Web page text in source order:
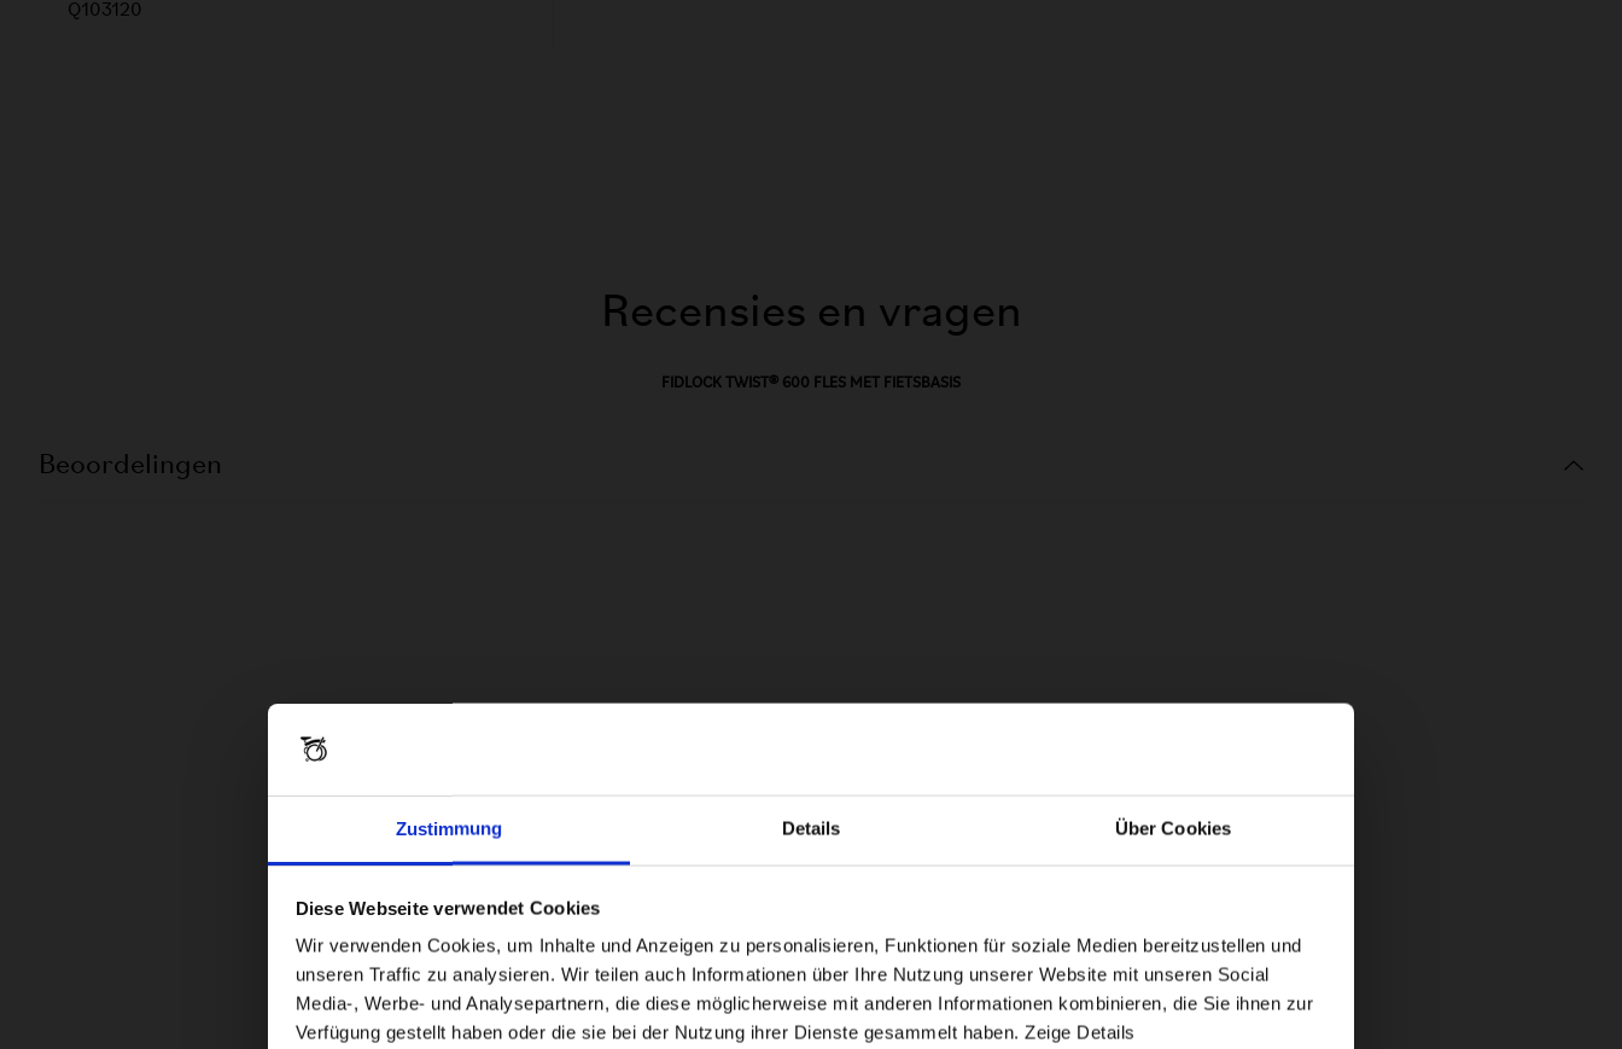
Zustimmung Details Über Cookies
Diese Webseite verwendet Cookies
Wir verwenden Cookies, um Inhalte und Anzeigen zu personalisieren, Funktionen für soziale Medien bereitzustellen und
unseren Traffic zu analysieren. Wir teilen auch Informationen über Ihre Nutzung unserer Website mit unseren Social
Media-, Werbe- und Analysepartnern, die diese möglicherweise mit anderen Informationen kombinieren, die Sie ihnen zur
Verfügung gestellt haben oder die sie bei der Nutzung ihrer Dienste gesammelt haben. Zeige Details
Q103120
Recensies en vragen
FIDLOCK TWIST® 600 FLES MET FIETSBASIS
Beoordelingen
US website